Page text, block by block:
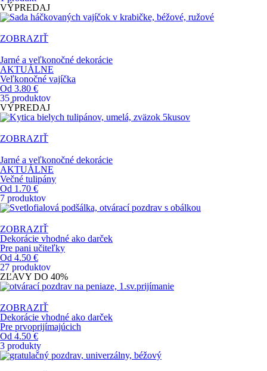
VÝPREDAJ
ZOBRAZIŤ
Jarné a veľkonočné dekorácie
AKTUÁLNE
Veľkonočné vajíčka
Od 3.80 €
35 produktov
VÝPREDAJ
ZOBRAZIŤ
Jarné a veľkonočné dekorácie
AKTUÁLNE
Večné tulipány
Od 1.70 €
7 produktov
ZOBRAZIŤ
Dekorácie vhodné ako darček
Pre pani učiteľky
Od 4.50 €
27 produktov
ZĽAVY DO 40%
ZOBRAZIŤ
Dekorácie vhodné ako darček
Pre prvoprijímajúcich
Od 4.50 €
3 produkty